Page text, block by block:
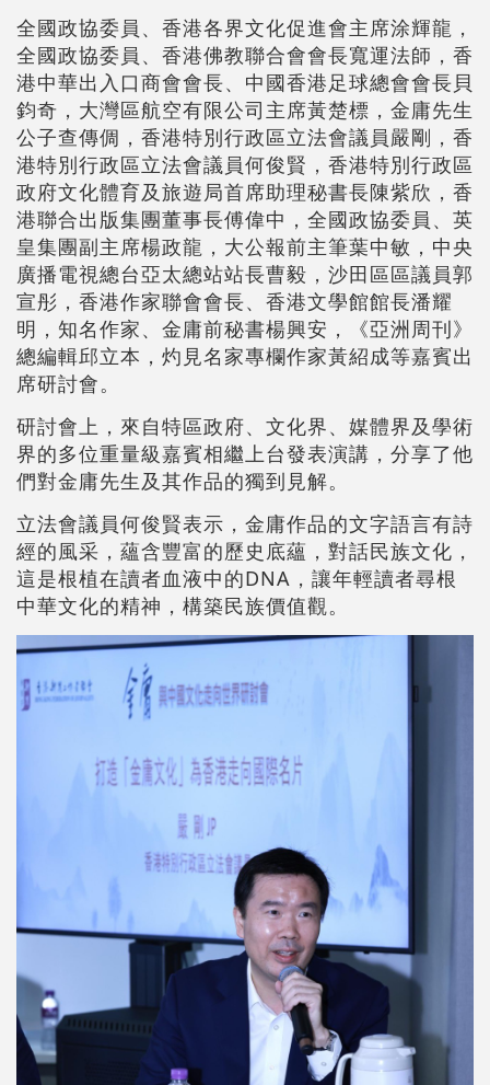
全國政協委員、香港各界文化促進會主席涂輝龍，
全國政協委員、香港佛教聯合會會長寬運法師，香
港中華出入口商會會長、中國香港足球總會會長貝
鈞奇，大灣區航空有限公司主席黃楚標，金庸先生
公子查傳倜，香港特別行政區立法會議員嚴剛，香
港特別行政區立法會議員何俊賢，香港特別行政區
政府文化體育及旅遊局首席助理秘書長陳紫欣，香
港聯合出版集團董事長傅偉中，全國政協委員、英
皇集團副主席楊政龍，大公報前主筆葉中敏，中央
廣播電視總台亞太總站站長曹毅，沙田區區議員郭
宣彤，香港作家聯會會長、香港文學館館長潘耀
明，知名作家、金庸前秘書楊興安，《亞洲周刊》
總編輯邱立本，灼見名家專欄作家黃紹成等嘉賓出
席研討會。
研討會上，來自特區政府、文化界、媒體界及學術
界的多位重量級嘉賓相繼上台發表演講，分享了他
們對金庸先生及其作品的獨到見解。
立法會議員何俊賢表示，金庸作品的文字語言有詩
經的風采，蘊含豐富的歷史底蘊，對話民族文化，
這是根植在讀者血液中的DNA，讓年輕讀者尋根
中華文化的精神，構築民族價值觀。